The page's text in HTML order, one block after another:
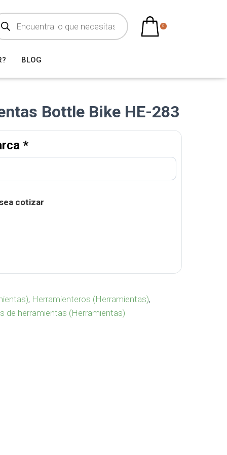
0
BLOG
Bottle Bike HE-283
*
cotizar
, Herramienteros (Herramientas),
de herramientas (Herramientas)